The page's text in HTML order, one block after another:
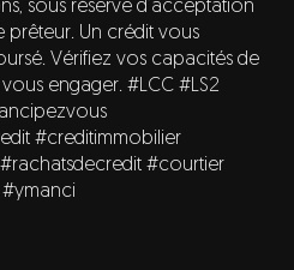
sous réserve d’acceptation
prêteur. Un crédit vous
Vérifiez vos capacités de
engager. #LCC #LS2
#creditimmobilier
#rachatsdecredit #courtier
#ymanci